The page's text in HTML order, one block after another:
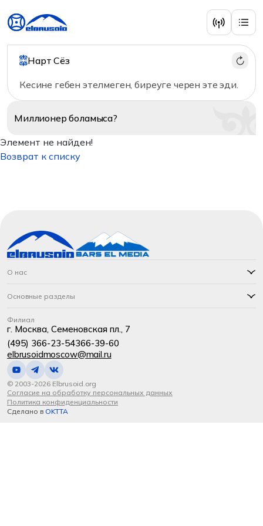
Нарт Сёз
Кесине гебен этелмеген, биреуге черен эте эди.
Миллионерболамыса?
Элемент не найден!
Возврат к списку
О нас
Основные разделы
Филиал
г. Москва, Семеновская пл., 7
(495) 366-23-54366-39-60
elbrusoidmoscow@mail.ru
© 2003-2026 Elbrusoid.org
Согласие на обработку персональных данных
Политика конфиденциальности
Сделано в OKTTA